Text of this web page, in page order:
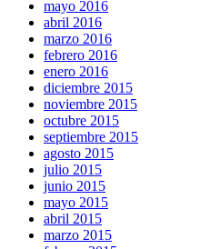
mayo 2016
abril 2016
marzo 2016
febrero 2016
enero 2016
diciembre 2015
noviembre 2015
octubre 2015
septiembre 2015
agosto 2015
julio 2015
junio 2015
mayo 2015
abril 2015
marzo 2015